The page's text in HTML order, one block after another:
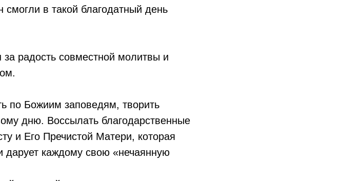
в такой благодатный день
радость совместной молитвы и
по Божиим заповедям, творить
дню. Воссылать благодарственные
и Его Пречистой Матери, которая
дарует каждому свою «нечаянную